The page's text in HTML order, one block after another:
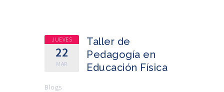
JUEVES
22
MAR
Taller de
Pedagogía en
Educación Física
Blogs